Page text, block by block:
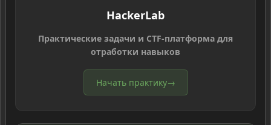
HackerLab
Практические задачи и CTF-платформа для
отработки навыков
Начать практику→